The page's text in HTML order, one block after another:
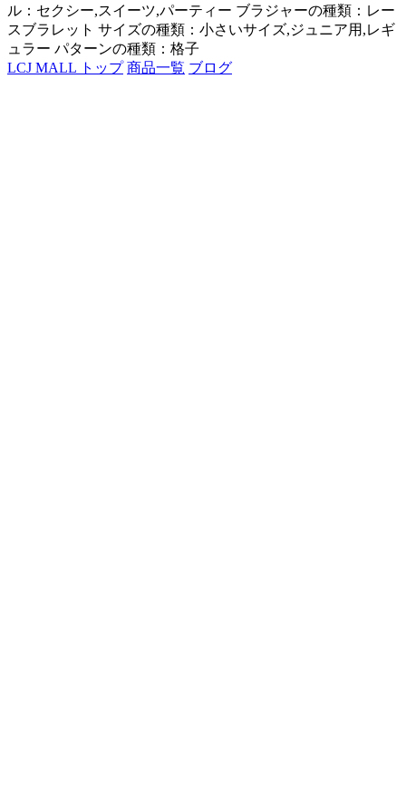
ル：セクシー,スイーツ,パーティー ブラジャーの種類：レー
スブラレット サイズの種類：小さいサイズ,ジュニア用,レギ
ュラー パターンの種類：格子
LCJ MALL トップ 商品一覧 ブログ